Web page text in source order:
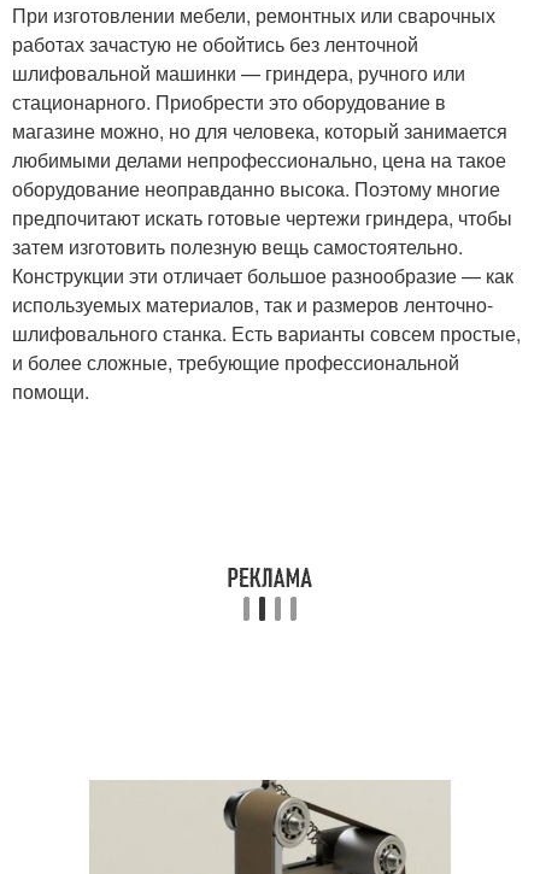
При изготовлении мебели, ремонтных или сварочных
работах зачастую не обойтись без ленточной
шлифовальной машинки — гриндера, ручного или
стационарного. Приобрести это оборудование в
магазине можно, но для человека, который занимается
любимыми делами непрофессионально, цена на такое
оборудование неоправданно высока. Поэтому многие
предпочитают искать готовые чертежи гриндера, чтобы
затем изготовить полезную вещь самостоятельно.
Конструкции эти отличает большое разнообразие — как
используемых материалов, так и размеров ленточно-
шлифовального станка. Есть варианты совсем простые,
и более сложные, требующие профессиональной
помощи.